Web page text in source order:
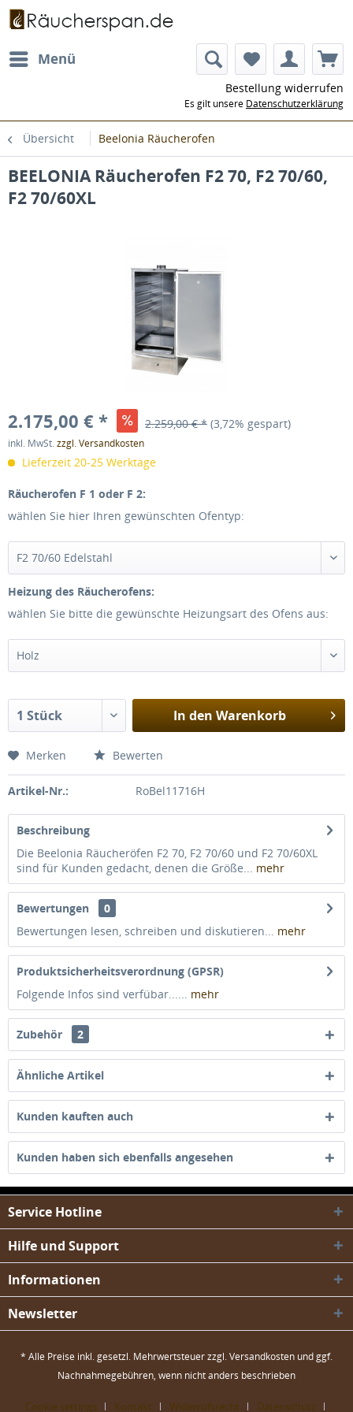
Menü
Bestellung widerrufen
Es gilt unsere Datenschutzerklärung
Übersicht Beelonia Räucherofen
BEELONIA Räucherofen F2 70, F2 70/60,
F2 70/60XL
2.175,00 € * 2.259,00 € * (3,72% gespart)
inkl. MwSt.zzgl. Versandkosten
Lieferzeit 20-25 Werktage
Räucherofen F 1 oder F 2:
wählen Sie hier Ihren gewünschten Ofentyp:
Heizung des Räucherofens:
wählen Sie bitte die gewünschte Heizungsart des Ofens aus:
In den Warenkorb
Merken Bewerten
Artikel-Nr.: RoBel11716H
Beschreibung
Die Beelonia Räucheröfen F2 70, F2 70/60 und F2 70/60XL
sind für Kunden gedacht, denen die Größe... mehr
Bewertungen
0
Bewertungen lesen, schreiben und diskutieren... mehr
Produktsicherheitsverordnung (GPSR)
Folgende Infos sind verfübar...... mehr
Zubehör 2
Ähnliche Artikel
Kunden kauften auch
Kunden haben sich ebenfalls angesehen
Service Hotline
Hilfe und Support
Informationen
Newsletter
* Alle Preise inkl. gesetzl. Mehrwertsteuer zzgl.Versandkosten und ggf.
Nachnahmegebühren, wenn nicht anders beschrieben
Cookie settings Kontakt Widerrufsrecht Datenschutz